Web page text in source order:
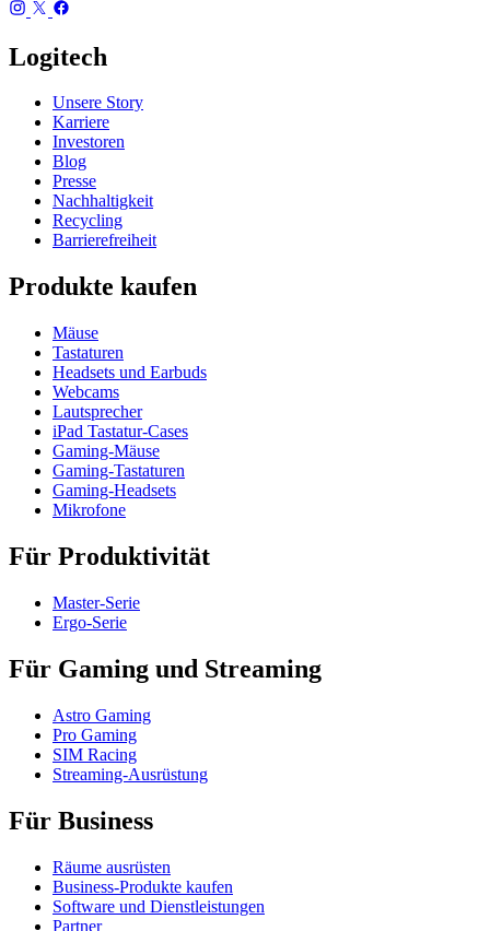
Logitech
Unsere Story
Karriere
Investoren
Blog
Presse
Nachhaltigkeit
Recycling
Barrierefreiheit
Produkte kaufen
Mäuse
Tastaturen
Headsets und Earbuds
Webcams
Lautsprecher
iPad Tastatur-Cases
Gaming-Mäuse
Gaming-Tastaturen
Gaming-Headsets
Mikrofone
Für Produktivität
Master-Serie
Ergo-Serie
Für Gaming und Streaming
Astro Gaming
Pro Gaming
SIM Racing
Streaming-Ausrüstung
Für Business
Räume ausrüsten
Business-Produkte kaufen
Software und Dienstleistungen
Partner